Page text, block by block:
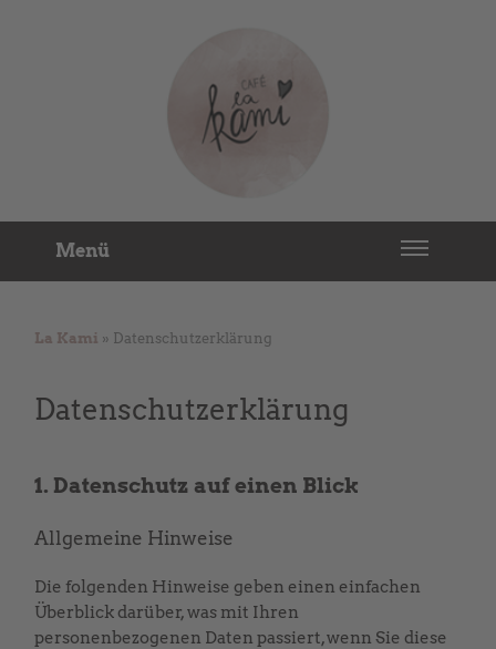
Menü
La Kami » Datenschutzerklärung
Datenschutz­erklärung
1. Datenschutz auf einen Blick
Allgemeine Hinweise
Die folgenden Hinweise geben einen einfachen
Überblick darüber, was mit Ihren
personenbezogenen Daten passiert, wenn Sie diese